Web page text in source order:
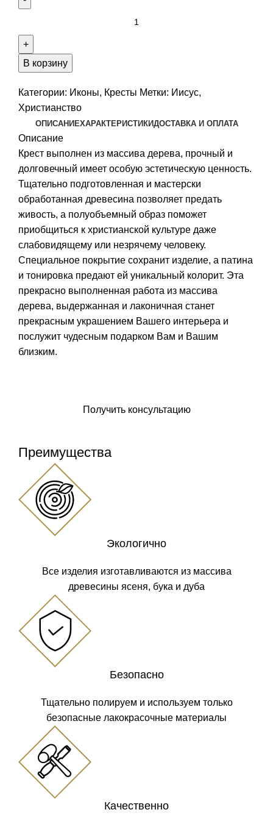
Распятие,
бук
В корзину
Категории: Иконы, Кресты Метки: Иисус,
Христианство
ОПИСАНИЕХАРАКТЕРИСТИКИДОСТАВКА И ОПЛАТА
Описание
Крест выполнен из массива дерева, прочный и
долговечный имеет особую эстетическую ценность.
Тщательно подготовленная и мастерски
обработанная древесина позволяет предать
живость, а полуобъемный образ поможет
приобщиться к христианской культуре даже
слабовидящему или незрячему человеку.
Специальное покрытие сохранит изделие, а патина
и тонировка предают ей уникальный колорит. Эта
прекрасно выполненная работа из массива
дерева, выдержанная и лаконичная станет
прекрасным украшением Вашего интерьера и
послужит чудесным подарком Вам и Вашим
близким.
Получить консультацию
Преимущества
Экологично
Все изделия изготавливаются из массива
древесины ясеня, бука и дуба
Безопасно
Тщательно полируем и используем только
безопасные лакокрасочные материалы
Качественно